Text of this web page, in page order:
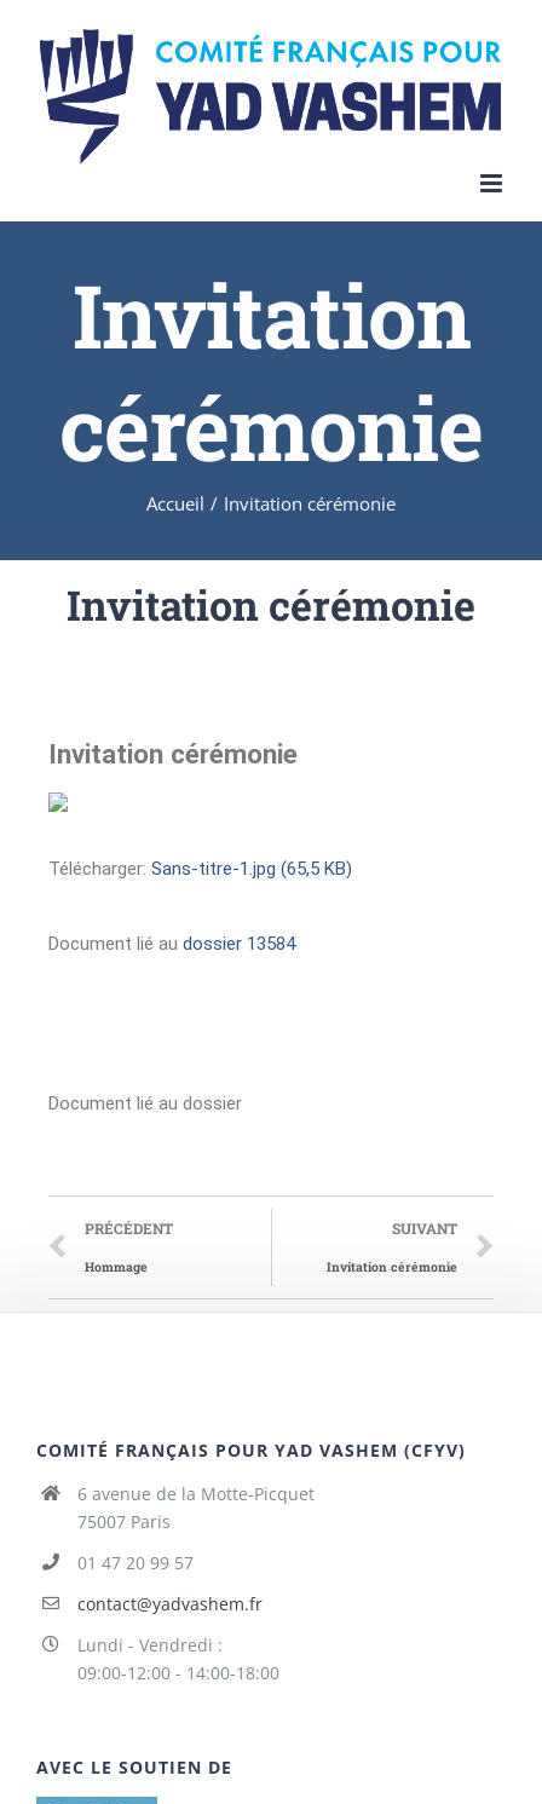
Invitation
cérémonie
Accueil / Invitation cérémonie
Invitation cérémonie
Invitation cérémonie
Télécharger: Sans-titre-1.jpg (65,5 KB)
Document lié au dossier 13584
Document lié au dossier
PRÉCÉDENT
Hommage
SUIVANT
Invitation cérémonie
COMITÉ FRANÇAIS POUR YAD VASHEM (CFYV)
6 avenue de la Motte-Picquet
75007 Paris
01 47 20 99 57
contact@yadvashem.fr
Lundi - Vendredi :
09:00-12:00 - 14:00-18:00
AVEC LE SOUTIEN DE